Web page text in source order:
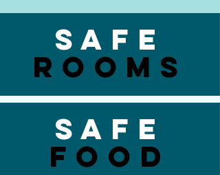
SAFE
ROOMS
SAFE
FOOD